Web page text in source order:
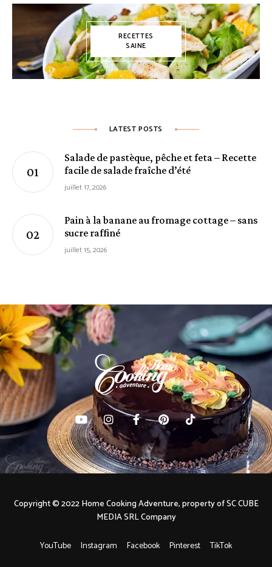
RECETTES
SAINE
LATEST POSTS
Salade de pastèque, pêche et feta – Recette
facile de salade fraîche d’été
juillet 17, 2026
Pain à la banane au fromage cottage – sans
sucre raffiné
juillet 15, 2026
YouTube Instagram Facebook Pinterest TikTok
Copyright © 2022 Home Cooking Adventure, property of SC CUBE
MEDIA SRL Company